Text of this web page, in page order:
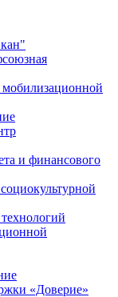
и финансового
«Доверие»